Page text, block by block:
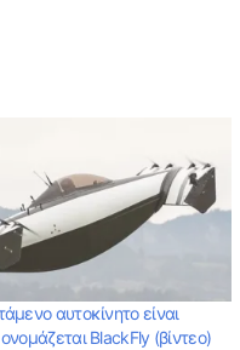
αυτοκίνητο είναι
BlackFly (βίντεο)